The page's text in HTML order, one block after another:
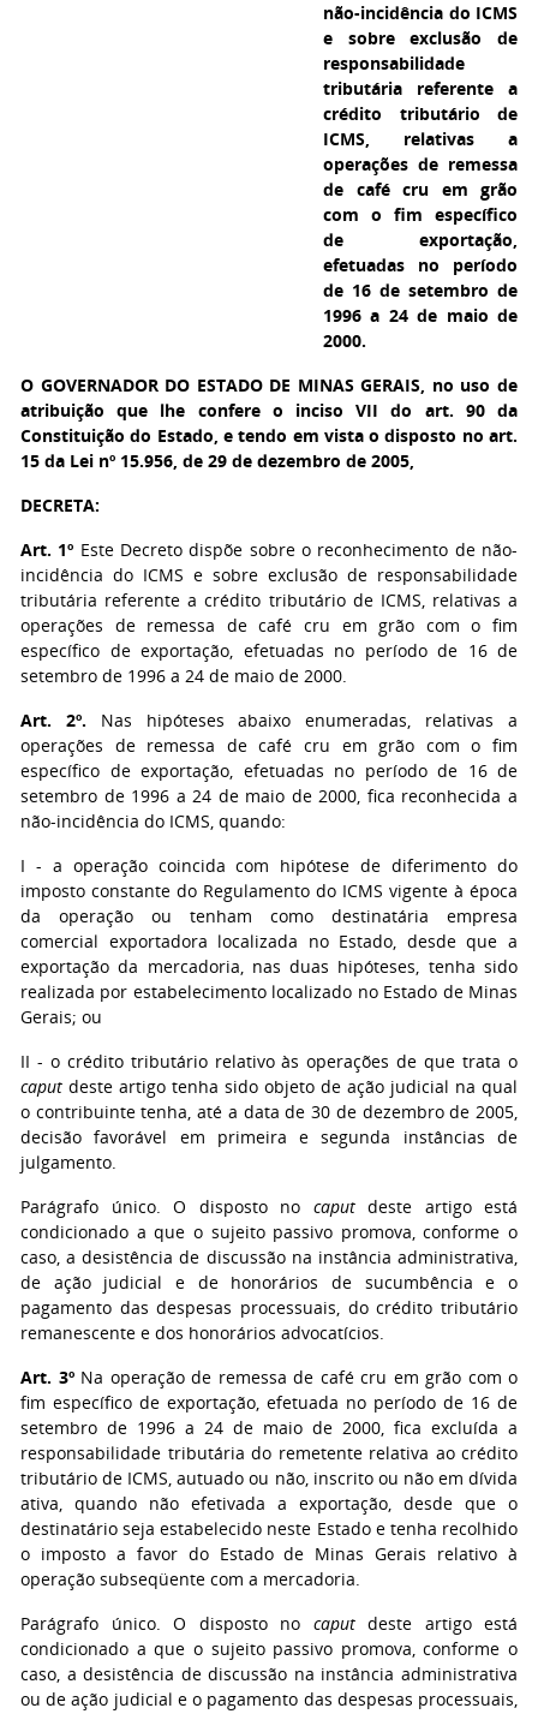
não-incidência do ICMS
e sobre exclusão de
responsabilidade
tributária referente a
crédito tributário de
ICMS, relativas a
operações de remessa
de café cru em grão
com o fim específico
de exportação,
efetuadas no período
de 16 de setembro de
1996 a 24 de maio de
2000.
O GOVERNADOR DO ESTADO DE MINAS GERAIS, no uso de
atribuição que lhe confere o inciso VII do art. 90 da
Constituição do Estado, e tendo em vista o disposto no art.
15 da Lei nº 15.956, de 29 de dezembro de 2005,
DECRETA:
Art. 1º Este Decreto dispõe sobre o reconhecimento de não-
incidência do ICMS e sobre exclusão de responsabilidade
tributária referente a crédito tributário de ICMS, relativas a
operações de remessa de café cru em grão com o fim
específico de exportação, efetuadas no período de 16 de
setembro de 1996 a 24 de maio de 2000.
Art. 2º. Nas hipóteses abaixo enumeradas, relativas a
operações de remessa de café cru em grão com o fim
específico de exportação, efetuadas no período de 16 de
setembro de 1996 a 24 de maio de 2000, fica reconhecida a
não-incidência do ICMS, quando:
I - a operação coincida com hipótese de diferimento do
imposto constante do Regulamento do ICMS vigente à época
da operação ou tenham como destinatária empresa
comercial exportadora localizada no Estado, desde que a
exportação da mercadoria, nas duas hipóteses, tenha sido
realizada por estabelecimento localizado no Estado de Minas
Gerais; ou
II - o crédito tributário relativo às operações de que trata o
caput deste artigo tenha sido objeto de ação judicial na qual
o contribuinte tenha, até a data de 30 de dezembro de 2005,
decisão favorável em primeira e segunda instâncias de
julgamento.
Parágrafo único. O disposto no caputdeste artigo está
condicionado a que o sujeito passivo promova, conforme o
caso, a desistência de discussão na instância administrativa,
de ação judicial e de honorários de sucumbência e o
pagamento das despesas processuais, do crédito tributário
remanescente e dos honorários advocatícios.
Art. 3ºNa operação de remessa de café cru em grão com o
fim específico de exportação, efetuada no período de 16 de
setembro de 1996 a 24 de maio de 2000, fica excluída a
responsabilidade tributária do remetente relativa ao crédito
tributário de ICMS, autuado ou não, inscrito ou não em dívida
ativa, quando não efetivada a exportação, desde que o
destinatário seja estabelecido neste Estado e tenha recolhido
o imposto a favor do Estado de Minas Gerais relativo à
operação subseqüente com a mercadoria.
Parágrafo único. O disposto no caputdeste artigo está
condicionado a que o sujeito passivo promova, conforme o
caso, a desistência de discussão na instância administrativa
ou de ação judicial e o pagamento das despesas processuais,